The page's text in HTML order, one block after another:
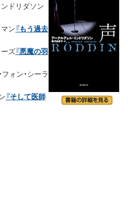
ドリダソン
ン『もう過去
ズ『悪魔の羽
ォン・シーラ
『そして医師